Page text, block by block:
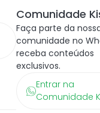
Comunidade
Faça parte da
comunidade no
receba conteúdos
exclusivos.
Entrar na
Comunidade